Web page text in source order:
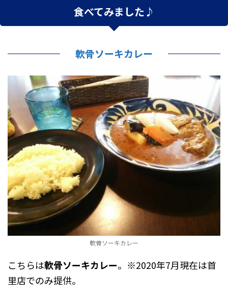
食べてみました♪
軟骨ソーキカレー
軟骨ソーキカレー
こちらは軟骨ソーキカレー。 ※2020年7月現在は首
里店でのみ提供。